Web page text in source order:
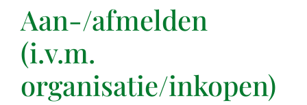
Aan-/afmelden
(i.v.m.
organisatie/inkopen)